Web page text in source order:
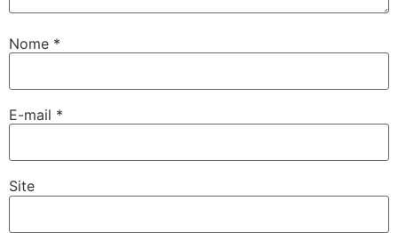
Nome *
E-mail *
Site